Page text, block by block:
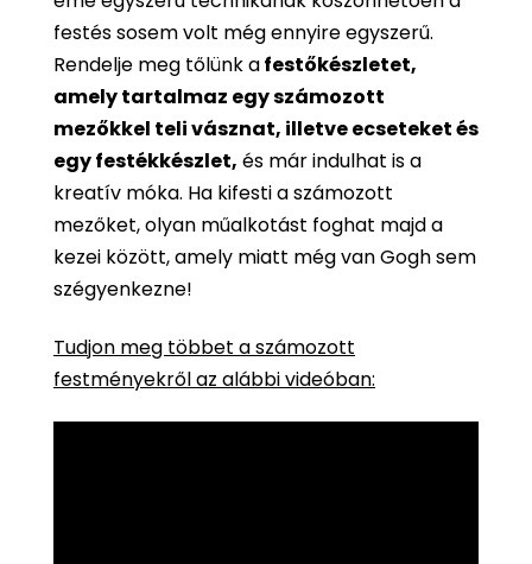
festés sosem volt még ennyire egyszerű.
Rendelje meg tőlünk afestőkészletet,
amely tartalmaz egy számozott
mezőkkel teli vásznat, illetve ecseteket és
egy festékkészlet, és már indulhat is a
kreatív móka. Ha kifesti a számozott
mezőket, olyan műalkotást foghat majd a
kezei között, amely miatt még van Gogh sem
szégyenkezne!
Tudjon meg többet a számozott
festményekről az alábbi videóban: